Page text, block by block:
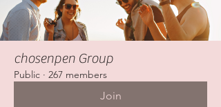
chosenpen Group
Public · 267 members
Join